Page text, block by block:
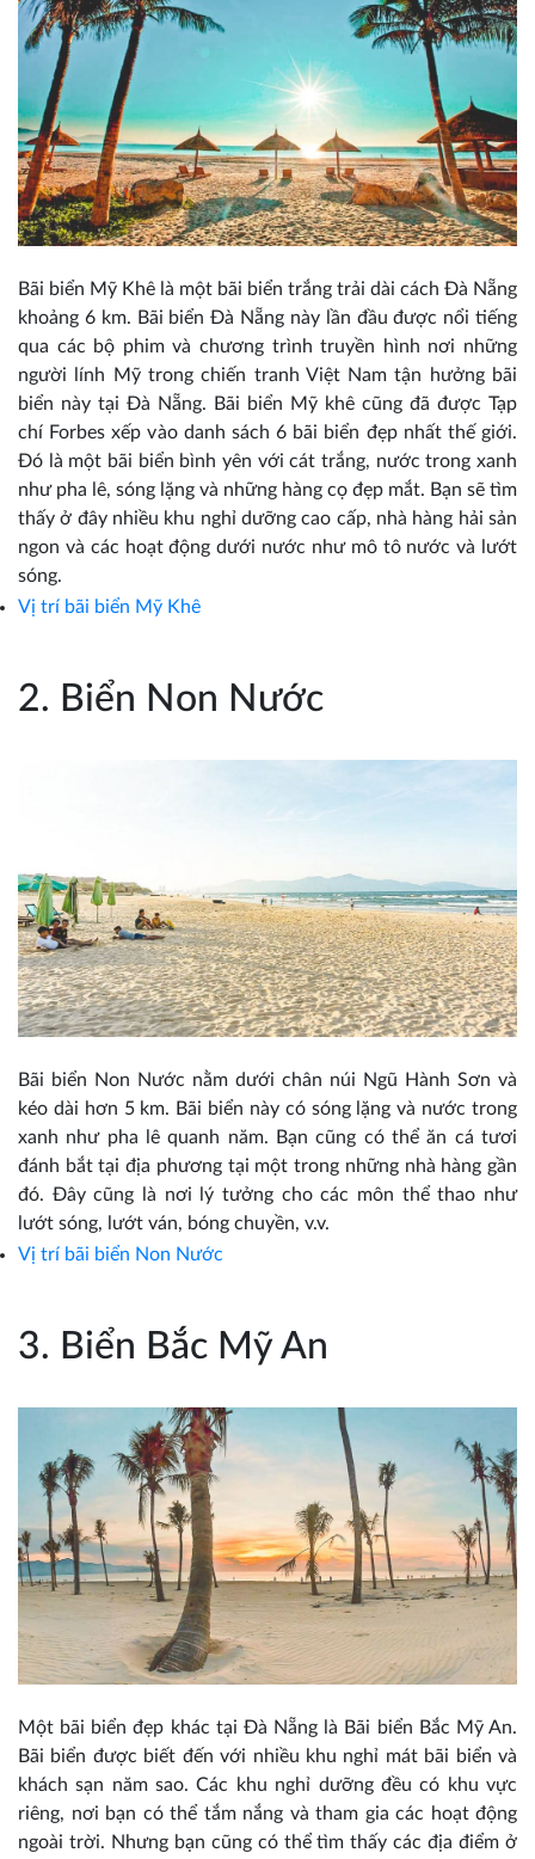
Bãi biển Mỹ Khê là một bãi biển trắng trải dài cách Đà Nẵng
khoảng 6 km. Bãi biển Đà Nẵng này lần đầu được nổi tiếng
qua các bộ phim và chương trình truyền hình nơi những
người lính Mỹ trong chiến tranh Việt Nam tận hưởng bãi
biển này tại Đà Nẵng. Bãi biển Mỹ khê cũng đã được Tạp
chí Forbes xếp vào danh sách 6 bãi biển đẹp nhất thế giới.
Đó là một bãi biển bình yên với cát trắng, nước trong xanh
như pha lê, sóng lặng và những hàng cọ đẹp mắt. Bạn sẽ tìm
thấy ở đây nhiều khu nghỉ dưỡng cao cấp, nhà hàng hải sản
ngon và các hoạt động dưới nước như mô tô nước và lướt
sóng.
Vị trí bãi biển Mỹ Khê
2. Biển Non Nước
Bãi biển Non Nước nằm dưới chân núi Ngũ Hành Sơn và
kéo dài hơn 5 km. Bãi biển này có sóng lặng và nước trong
xanh như pha lê quanh năm. Bạn cũng có thể ăn cá tươi
đánh bắt tại địa phương tại một trong những nhà hàng gần
đó. Đây cũng là nơi lý tưởng cho các môn thể thao như
lướt sóng, lướt ván, bóng chuyền, v.v.
Vị trí bãi biển Non Nước
3. Biển Bắc Mỹ An
Một bãi biển đẹp khác tại Đà Nẵng là Bãi biển Bắc Mỹ An.
Bãi biển được biết đến với nhiều khu nghỉ mát bãi biển và
khách sạn năm sao. Các khu nghỉ dưỡng đều có khu vực
riêng, nơi bạn có thể tắm nắng và tham gia các hoạt động
ngoài trời. Nhưng bạn cũng có thể tìm thấy các địa điểm ở